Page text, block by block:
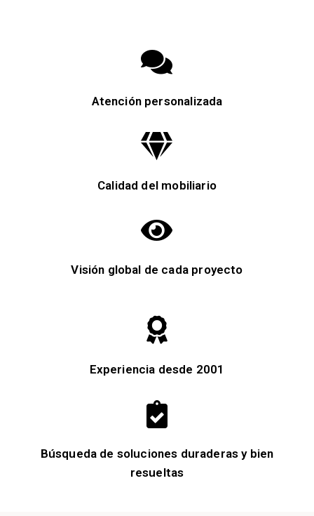
Atención personalizada
Calidad del mobiliario
Visión global de cada proyecto
Experiencia desde 2001
Búsqueda de soluciones duraderas y bien
resueltas